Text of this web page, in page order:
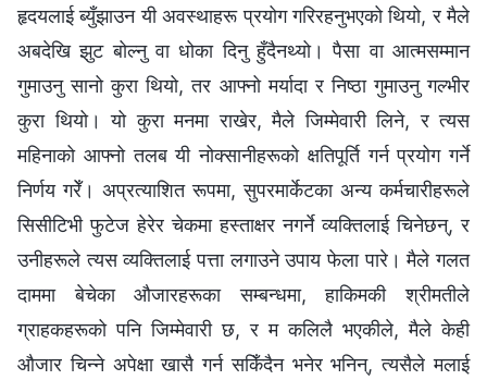
हृदयलाई ब्युँझाउन यी अवस्थाहरू प्रयोग गरिरहनुभएको थियो, र मैले
अबदेखि झुट बोल्नु वा धोका दिनु हुँदैनथ्यो। पैसा वा आत्मसम्मान
गुमाउनु सानो कुरा थियो, तर आफ्नो मर्यादा र निष्ठा गुमाउनु गल्भीर
कुरा थियो। यो कुरा मनमा राखेर, मैले जिम्मेवारी लिने, र त्यस
महिनाको आफ्नो तलब यी नोक्सानीहरूको क्षतिपूर्ति गर्न प्रयोग गर्ने
निर्णय गरेँ। अप्रत्याशित रूपमा, सुपरमार्केटका अन्य कर्मचारीहरूले
सिसीटिभी फुटेज हेरेर चेकमा हस्ताक्षर नगर्ने व्यक्तिलाई चिनेछन्, र
उनीहरूले त्यस व्यक्तिलाई पत्ता लगाउने उपाय फेला पारे। मैले गलत
दाममा बेचेका औजारहरूका सम्बन्धमा, हाकिमकी श्रीमतीले
ग्राहकहरूको पनि जिम्मेवारी छ, र म कलिलै भएकीले, मैले केही
औजार चिन्ने अपेक्षा खासै गर्न सकिँदैन भनेर भनिन्, त्यसैले मलाई